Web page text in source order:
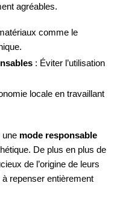
agréables.
comme le
: Éviter l’utilisation
locale en travaillant
une mode responsable
De plus en plus de
de l’origine de leurs
repenser entièrement